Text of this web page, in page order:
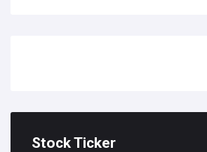
Stock Ticker